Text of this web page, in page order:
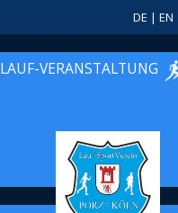
DE | EN
LAUF-VERANSTALTUNG